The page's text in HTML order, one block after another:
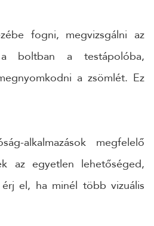
fogni, megvizsgálni az
boltban a testápolóba,
a zsömlét. Ez
alkalmazások megfelelő
az egyetlen lehetőséged,
el, ha minél több vizuális